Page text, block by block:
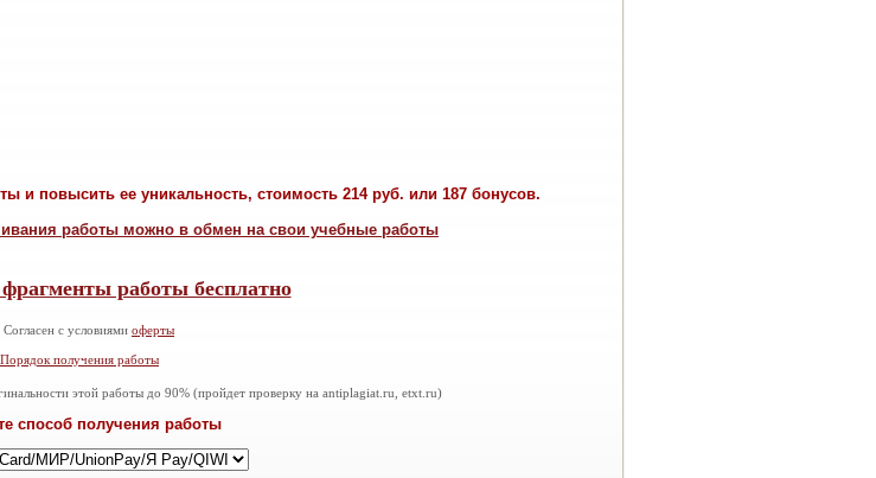
и повысить ее уникальность, стоимость 214 руб. или 187 бонусов.
работы можно в обмен на свои учебные работы
работы бесплатно
Согласен с условиями оферты
Порядок получения работы
этой работы до 90% (пройдет проверку на antiplagiat.ru, etxt.ru)
способ получения работы